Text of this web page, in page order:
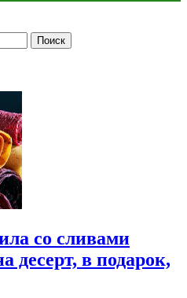
со сливами
в подарок,